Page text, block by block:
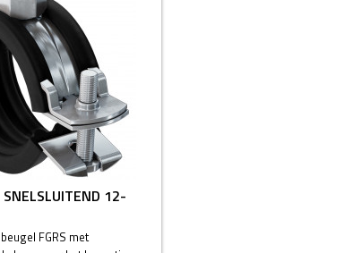
SNELSLUITEND 12-
FGRS met